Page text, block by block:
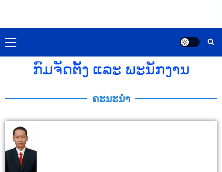
ກົມຈັດຕັ້ງ ແລະ ພະນັກງານ
ຄະນະນຳ